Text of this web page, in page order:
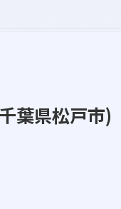
葉県松戸市)